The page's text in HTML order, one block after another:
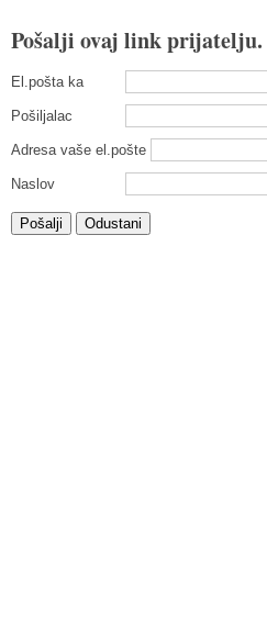
Pošalji ovaj link prijatelju.
El.pošta ka
Pošiljalac
Adresa vaše el.pošte
Naslov
Pošalji Odustani